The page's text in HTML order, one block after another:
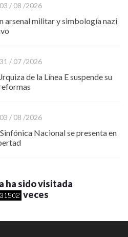
/ 08 /2026
arsenal militar y simbología nazi
/ 07 /2026
de la Línea E suspende su
/ 08 /2026
Nacional se presenta en
ha sido visitada
veces